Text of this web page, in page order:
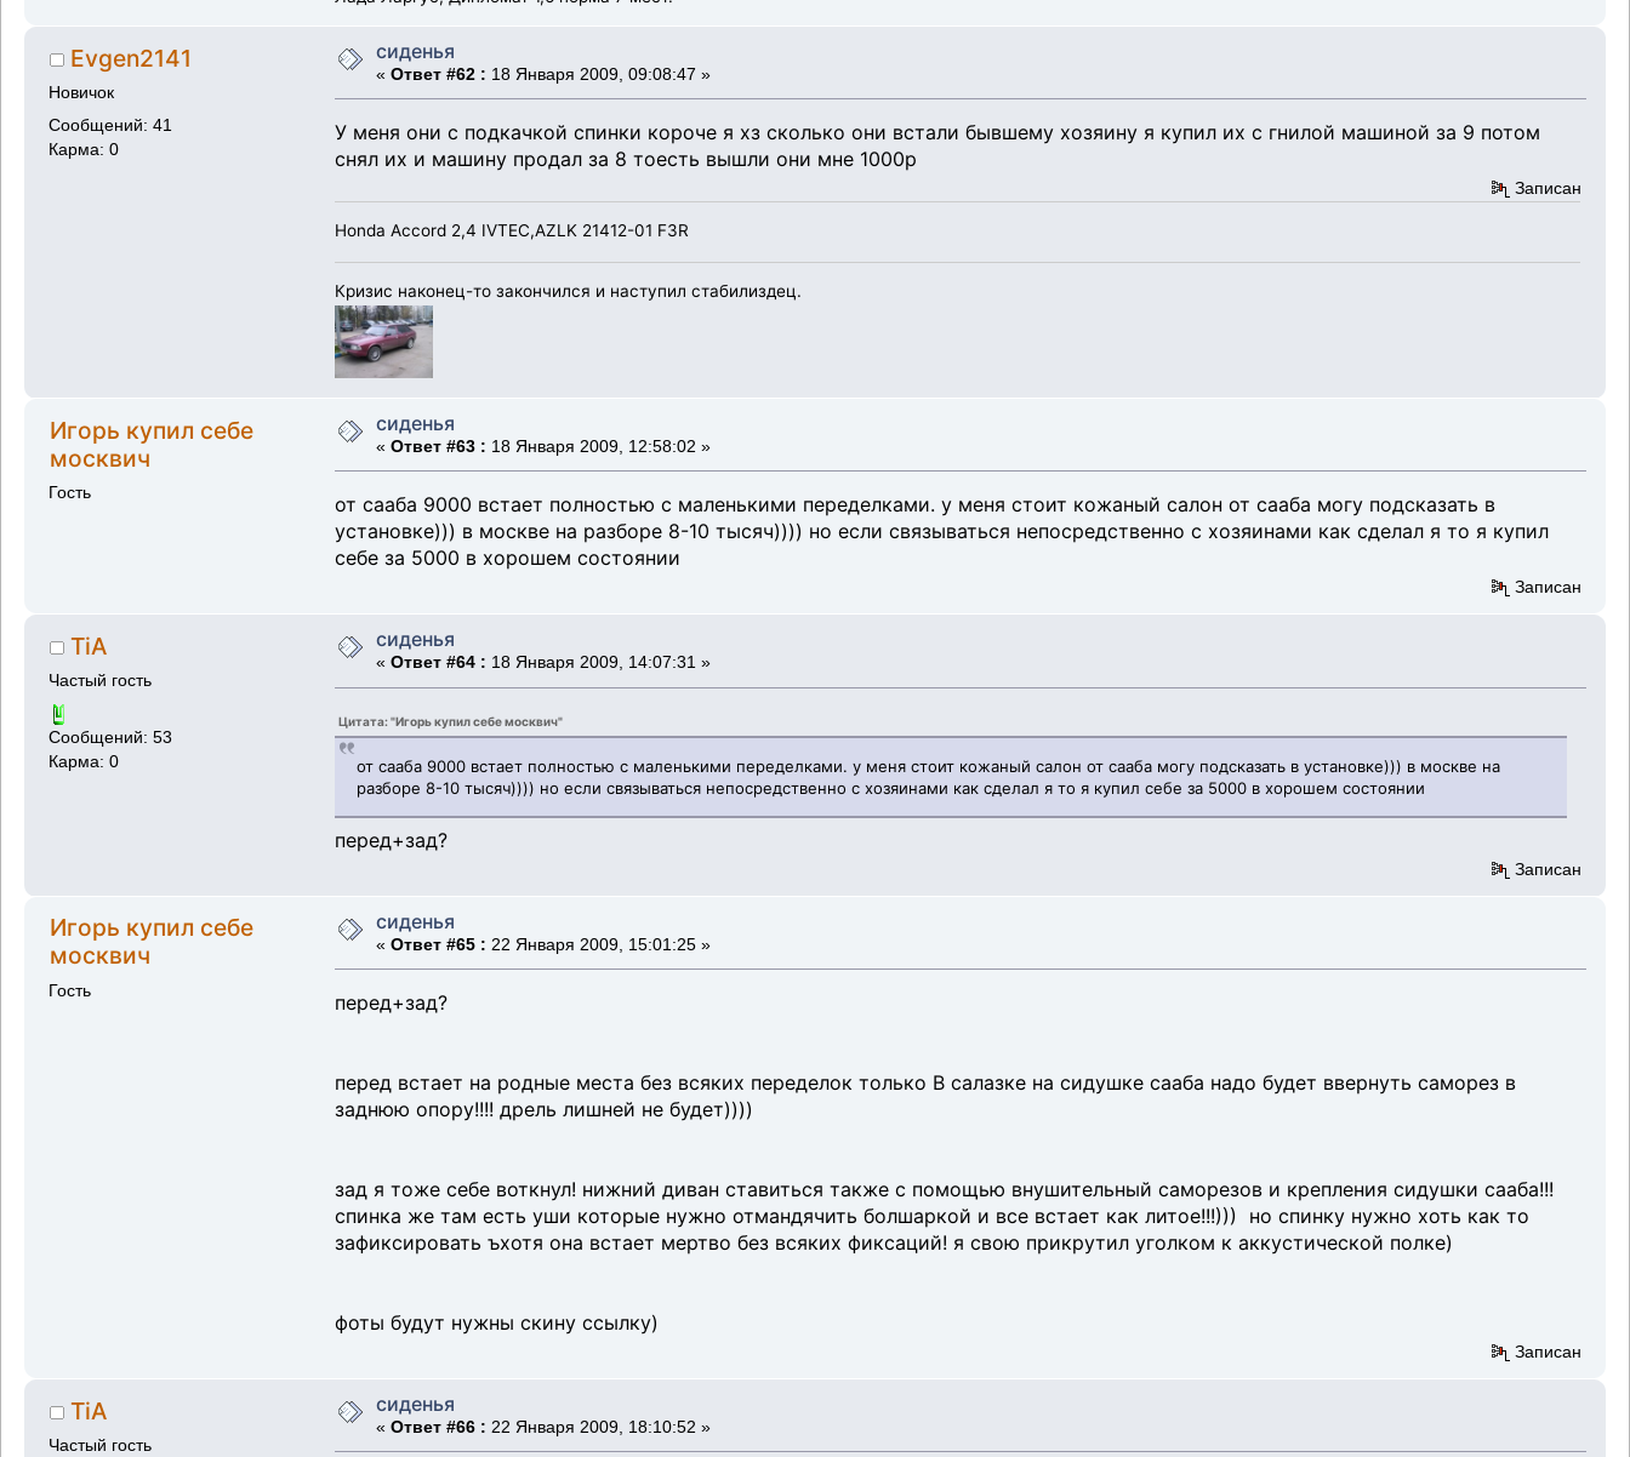
Evgen2141
Новичок
Сообщений: 41
Карма: 0
сиденья
« Ответ #62 : 18 Января 2009, 09:08:47 »
У меня они с подкачкой спинки короче я хз сколько они встали бывшему хозяину я купил их с гнилой машиной за 9 потом
снял их и машину продал за 8 тоесть вышли они мне 1000р
Записан
Honda Accord 2,4 IVTEC,AZLK 21412-01 F3R
Кризис наконец-то закончился и наступил стабилиздец.
Игорь купил себе
москвич
Гость
сиденья
« Ответ #63 : 18 Января 2009, 12:58:02 »
от сааба 9000 встает полностью с маленькими переделками. у меня стоит кожаный салон от сааба могу подсказать в
установке))) в москве на разборе 8-10 тысяч)))) но если связываться непосредственно с хозяинами как сделал я то я купил
себе за 5000 в хорошем состоянии
Записан
TiA
Частый гость
Сообщений: 53
Карма: 0
сиденья
« Ответ #64 : 18 Января 2009, 14:07:31 »
Цитата: "Игорь купил себе москвич"
от сааба 9000 встает полностью с маленькими переделками. у меня стоит кожаный салон от сааба могу подсказать в установке))) в москве на
разборе 8-10 тысяч)))) но если связываться непосредственно с хозяинами как сделал я то я купил себе за 5000 в хорошем состоянии
перед+зад?
Записан
Игорь купил себе
москвич
Гость
сиденья
« Ответ #65 : 22 Января 2009, 15:01:25 »
перед+зад?
перед встает на родные места без всяких переделок только В салазке на сидушке сааба надо будет ввернуть саморез в
заднюю опору!!!! дрель лишней не будет))))
зад я тоже себе воткнул! нижний диван ставиться также с помощью внушительный саморезов и крепления сидушки сааба!!!
спинка же там есть уши которые нужно отмандячить болшаркой и все встает как литое!!!))) но спинку нужно хоть как то
зафиксировать ъхотя она встает мертво без всяких фиксаций! я свою прикрутил уголком к аккустической полке)
фоты будут нужны скину ссылку)
Записан
TiA
Частый гость
сиденья
« Ответ #66 : 22 Января 2009, 18:10:52 »